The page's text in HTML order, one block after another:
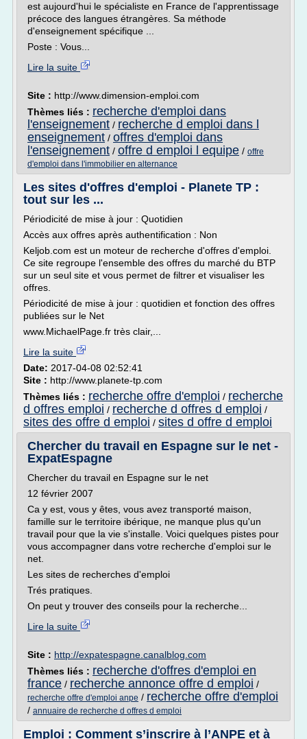
est aujourd'hui le spécialiste en France de l'apprentissage
précoce des langues étrangères. Sa méthode
d'enseignement spécifique ...
Poste : Vous...
Lire la suite
Site : http://www.dimension-emploi.com
Thèmes liés : recherche d'emploi dans
l'enseignement / recherche d emploi dans l
enseignement / offres d'emploi dans
l'enseignement / offre d emploi l equipe / offre
d'emploi dans l'immobilier en alternance
Les sites d'offres d'emploi - Planete TP :
tout sur les ...
Périodicité de mise à jour : Quotidien
Accès aux offres après authentification : Non
Keljob.com est un moteur de recherche d'offres d'emploi.
Ce site regroupe l'ensemble des offres du marché du BTP
sur un seul site et vous permet de filtrer et visualiser les
offres.
Périodicité de mise à jour : quotidien et fonction des offres
publiées sur le Net
www.MichaelPage.fr très clair,...
Lire la suite
Date: 2017-04-08 02:52:41
Site : http://www.planete-tp.com
Thèmes liés : recherche offre d'emploi / recherche
d offres emploi / recherche d offres d emploi /
sites des offre d emploi / sites d offre d emploi
Chercher du travail en Espagne sur le net -
ExpatEspagne
Chercher du travail en Espagne sur le net
12 février 2007
Ca y est, vous y êtes, vous avez transporté maison,
famille sur le territoire ibérique, ne manque plus qu'un
travail pour que la vie s'installe. Voici quelques pistes pour
vous accompagner dans votre recherche d'emploi sur le
net.
Les sites de recherches d'emploi
Trés pratiques.
On peut y trouver des conseils pour la recherche...
Lire la suite
Site : http://expatespagne.canalblog.com
Thèmes liés : recherche d'offres d'emploi en
france / recherche annonce offre d emploi /
recherche offre d'emploi anpe / recherche offre d'emploi
/ annuaire de recherche d offres d emploi
Emploi : Comment s’inscrire à l’ANPE et à